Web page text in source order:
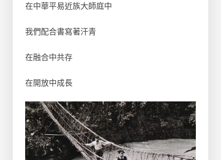
在中華平易近族大師庭中
我們配合書寫著汗青
在融合中共存
在開放中成長